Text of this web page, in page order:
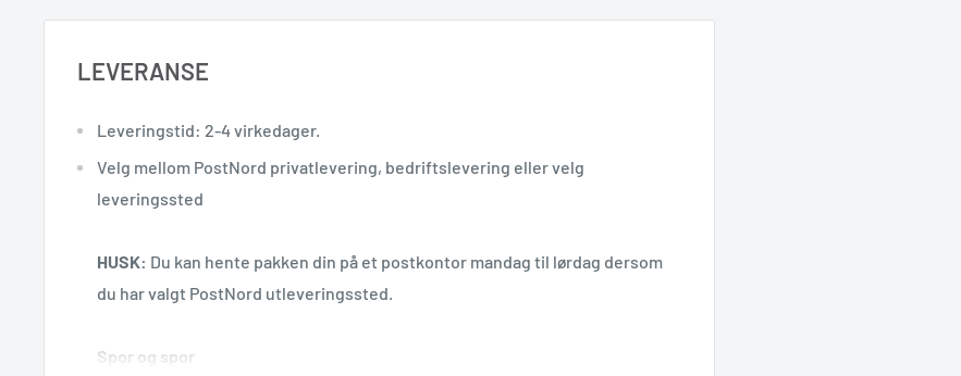
LEVERANSE
Leveringstid: 2-4 virkedager.
Velg mellom PostNord privatlevering, bedriftslevering eller velg
leveringssted
HUSK: Du kan hente pakken din på et postkontor mandag til lørdag dersom
du har valgt PostNord utleveringssted.
Spor og spor